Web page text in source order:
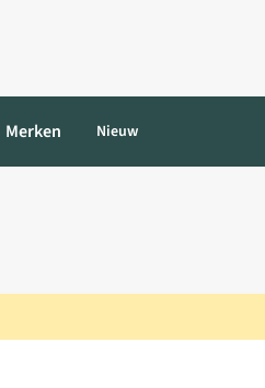
Merken Nieuw